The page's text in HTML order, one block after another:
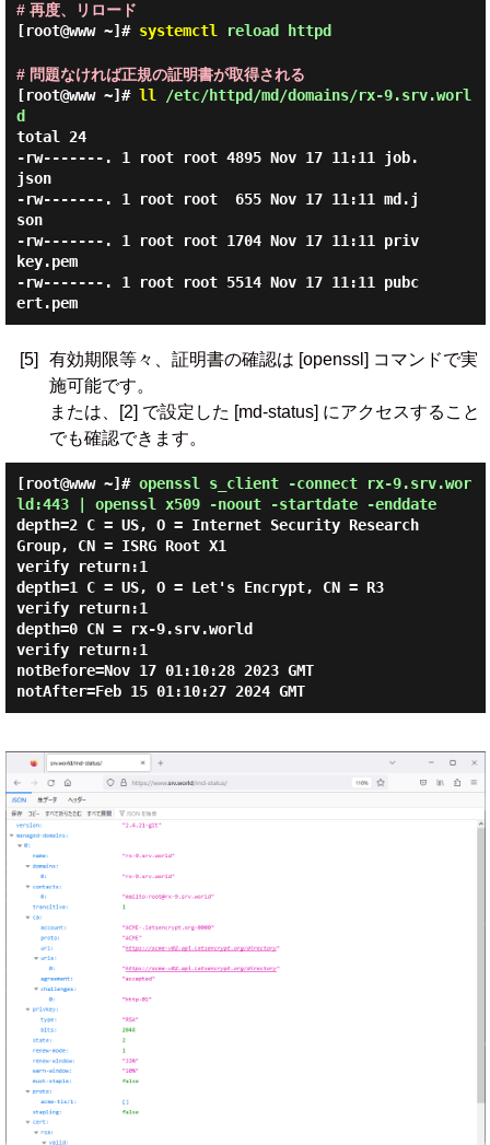
# 再度、リロード
[root@www ~]# systemctl reload httpd
# 問題なければ正規の証明書が取得される
[root@www ~]# ll /etc/httpd/md/domains/rx-9.srv.worl
d
total 24
-rw-------. 1 root root 4895 Nov 17 11:11 job.
json
-rw-------. 1 root root  655 Nov 17 11:11 md.j
son
-rw-------. 1 root root 1704 Nov 17 11:11 priv
key.pem
-rw-------. 1 root root 5514 Nov 17 11:11 pubc
ert.pem
[5]
有効期限等々、証明書の確認は [openssl] コマンドで実
施可能です。
または、[2] で設定した [md-status] にアクセスすること
でも確認できます。
[root@www ~]# openssl s_client -connect rx-9.srv.wor
ld:443 | openssl x509 -noout -startdate -enddate
depth=2 C = US, O = Internet Security Research
Group, CN = ISRG Root X1
verify return:1
depth=1 C = US, O = Let's Encrypt, CN = R3
verify return:1
depth=0 CN = rx-9.srv.world
verify return:1
notBefore=Nov 17 01:10:28 2023 GMT
notAfter=Feb 15 01:10:27 2024 GMT